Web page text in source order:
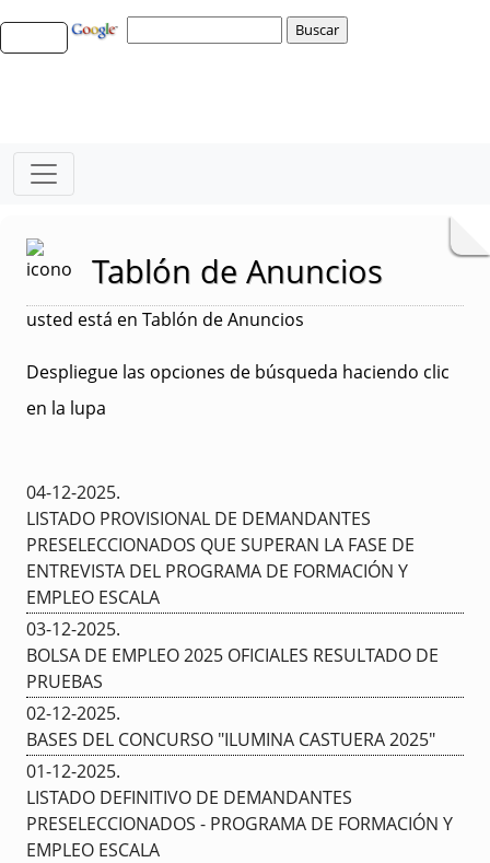
Tablón de Anuncios
usted está en Tablón de Anuncios
Despliegue las opciones de búsqueda haciendo clic
en la lupa
04-12-2025.
LISTADO PROVISIONAL DE DEMANDANTES
PRESELECCIONADOS QUE SUPERAN LA FASE DE
ENTREVISTA DEL PROGRAMA DE FORMACIÓN Y
EMPLEO ESCALA
03-12-2025.
BOLSA DE EMPLEO 2025 OFICIALES RESULTADO DE
PRUEBAS
02-12-2025.
BASES DEL CONCURSO "ILUMINA CASTUERA 2025"
01-12-2025.
LISTADO DEFINITIVO DE DEMANDANTES
PRESELECCIONADOS - PROGRAMA DE FORMACIÓN Y
EMPLEO ESCALA